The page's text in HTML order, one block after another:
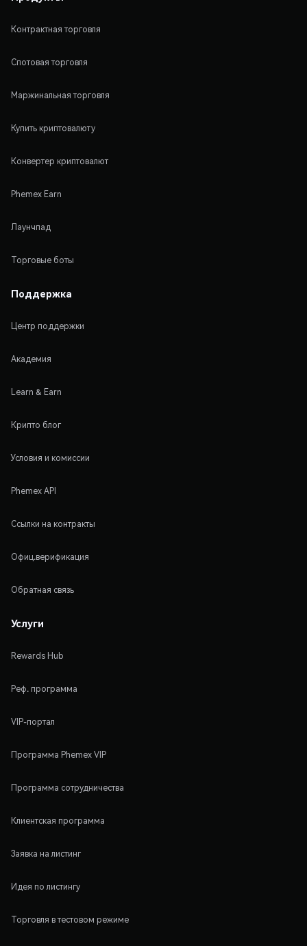
Контрактная торговля
Спотовая торговля
Маржинальная торговля
Купить криптовалюту
Конвертер криптовалют
Phemex Earn
Лаунчпад
Торговые боты
Поддержка
Центр поддержки
Академия
Learn & Earn
Крипто блог
Условия и комиссии
Phemex API
Ссылки на контракты
Офиц.верификация
Обратная связь
Услуги
Rewards Hub
Реф. программа
VIP-портал
Программа Phemex VIP
Программа сотрудничества
Клиентская программа
Заявка на листинг
Идея по листингу
Торговля в тестовом режиме